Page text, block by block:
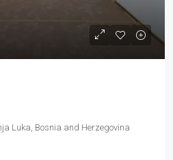
Luka, Bosnia and Herzegovina